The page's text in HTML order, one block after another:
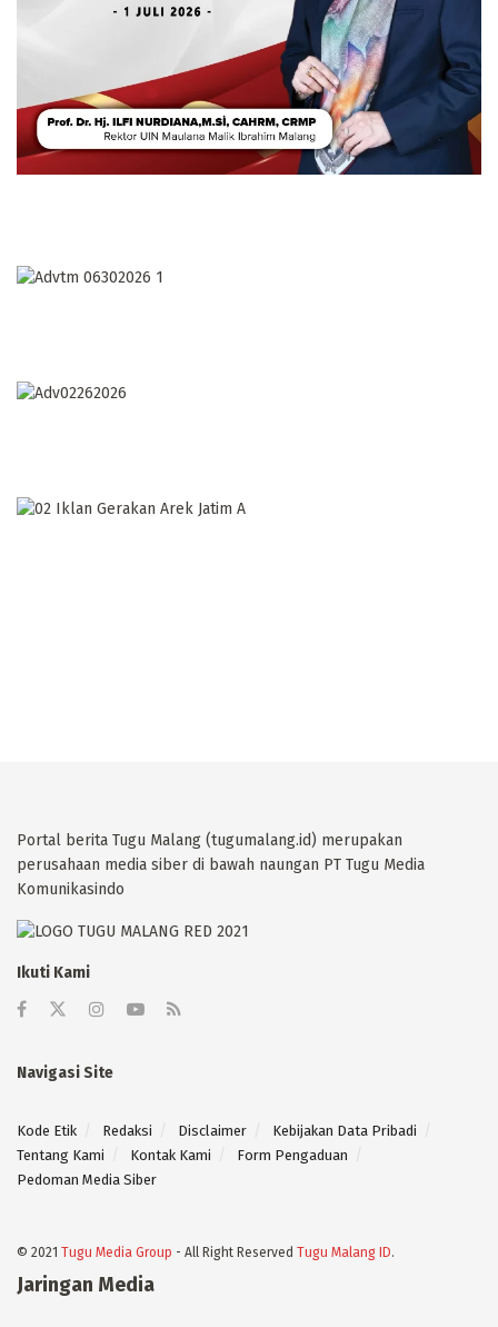
Portal berita Tugu Malang (tugumalang.id) merupakan
perusahaan media siber di bawah naungan PT Tugu Media
Komunikasindo
Ikuti Kami
Navigasi Site
Kode Etik Redaksi Disclaimer
Kebijakan Data Pribadi
Tentang Kami
Kontak Kami
Form Pengaduan
Pedoman Media Siber
© 2021 Tugu Media Group - All Right Reserved Tugu Malang ID.
Jaringan Media